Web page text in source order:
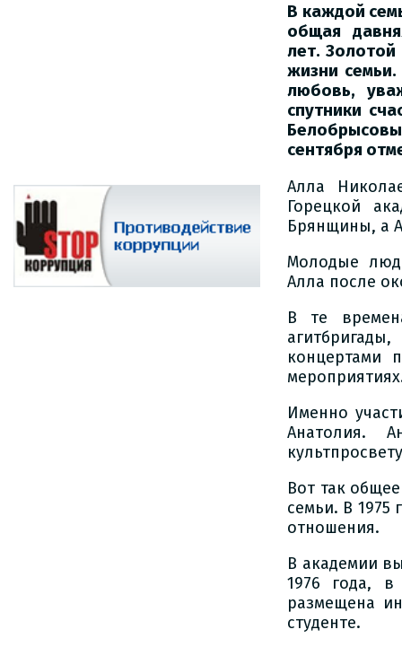
В каждой
общая
лет.
жизни
любовь,
спутники
сентября
Алла
Горецкой
Брянщины, а
Молодые
Алла после
В те
концертами
Именно
Анатолия.
Вот так
семьи. В
отношения.
В академии
1976 года, в
размещена
студенте.